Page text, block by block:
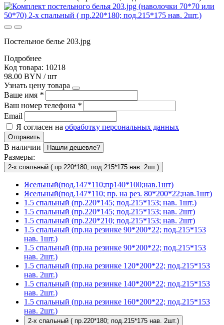
Постельное белье 203.jpg
Подробнее
Код товара: 10218
98.00 BYN / шт
Узнать цену товара
Ваше имя *
Ваш номер телефона *
Email
Я согласен на обработку персональных данных
Отправить
В наличии Нашли дешевле?
Размеры:
2-х спальный ( пр.220*180; под.215*175 нав. 2шт.)
Ясельный(под.147*110;пр140*100;нав.1шт)
Ясельный(под.147*110; пр. на рез. 80*200*22;нав.1шт)
1.5 спальный (пр.220*145; под.215*153; нав. 1шт.)
1.5 спальный (пр.220*145; под.215*153; нав. 2шт)
1.5 спальный (пр.220*210; под.215*153; нав. 2шт)
1.5 спальный (пр.на резинке 90*200*22; под.215*153
нав. 1шт.)
1.5 спальный (пр.на резинке 90*200*22; под.215*153
нав. 2шт.)
1.5 спальный (пр.на резинке 120*200*22; под.215*153
нав. 2шт.)
1.5 спальный (пр.на резинке 140*200*22; под.215*153
нав. 2шт.)
1.5 спальный (пр.на резинке 160*200*22; под.215*153
нав. 2шт.)
2-х спальный ( пр.220*180; под.215*175 нав. 2шт.)